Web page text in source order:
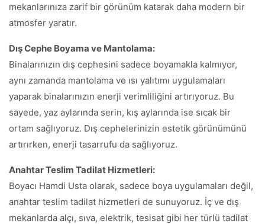
mekanlarınıza zarif bir görünüm katarak daha modern bir
atmosfer yaratır.
Dış Cephe Boyama ve Mantolama:
Binalarınızın dış cephesini sadece boyamakla kalmıyor,
aynı zamanda mantolama ve ısı yalıtımı uygulamaları
yaparak binalarınızın enerji verimliliğini artırıyoruz. Bu
sayede, yaz aylarında serin, kış aylarında ise sıcak bir
ortam sağlıyoruz. Dış cephelerinizin estetik görünümünü
artırırken, enerji tasarrufu da sağlıyoruz.
Anahtar Teslim Tadilat Hizmetleri:
Boyacı Hamdi Usta olarak, sadece boya uygulamaları değil,
anahtar teslim tadilat hizmetleri de sunuyoruz. İç ve dış
mekanlarda alçı, sıva, elektrik, tesisat gibi her türlü tadilat